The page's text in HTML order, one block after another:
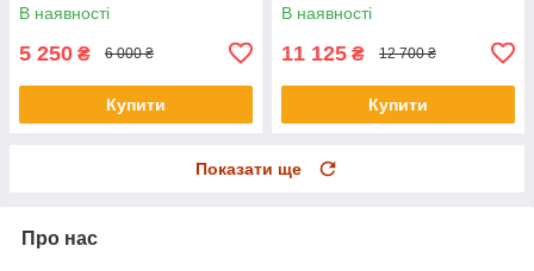
В наявності
5 250 ₴ 6 000 ₴
Купити
В наявності
11 125 ₴ 12 700 ₴
Купити
Показати ще
Про нас